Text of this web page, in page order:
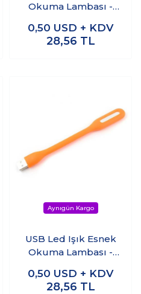
Okuma Lambası -
0,50 USD + KDV
28,56 TL
USB Led Işık Esnek
Okuma Lambası -
0,50 USD + KDV
28,56 TL